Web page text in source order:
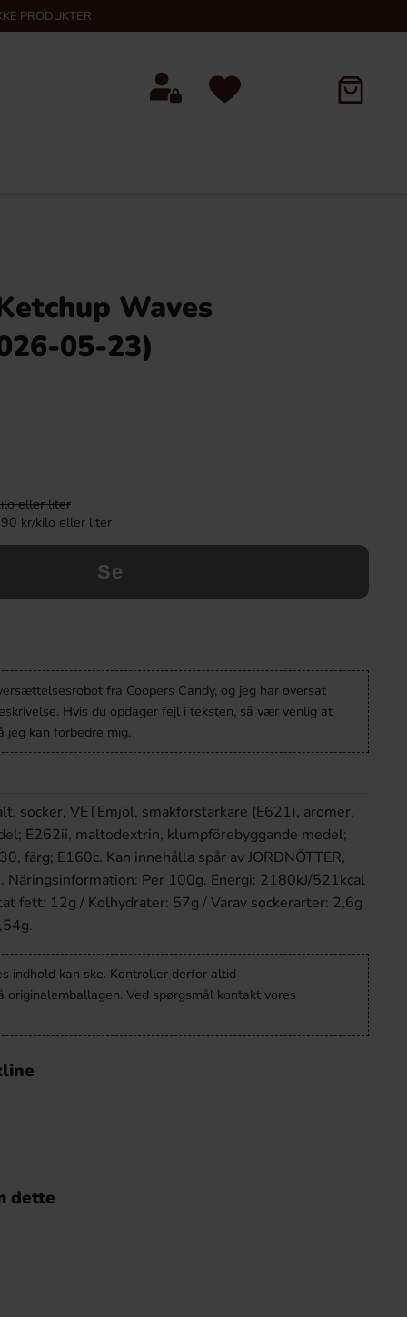
PRODUKTER
Waves
05-23)
eller liter
kr/kilo eller liter
Se
fra Coopers Candy, og jeg har oversat
Hvis du opdager fejl i teksten, så vær venlig at
jeg kan forbedre mig.
socker, VETEmjöl, smakförstärkare (E621), aromer,
E262ii, maltodextrin, klumpförebyggande medel;
färg; E160c. Kan innehålla spår av JORDNÖTTER,
Näringsinformation: Per 100g. Energi: 2180kJ/521kcal
fett: 12g / Kolhydrater: 57g / Varav sockerarter: 2,6g
indhold kan ske. Kontroller derfor altid
originalemballagen. Ved spørgsmål kontakt vores
dette